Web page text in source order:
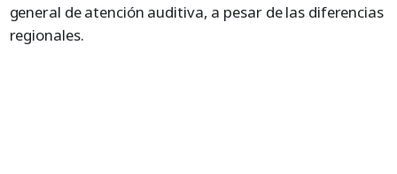
general de atención auditiva, a pesar de las diferencias
regionales.